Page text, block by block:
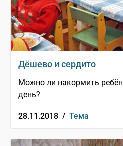
Дёшево и сердито
Можно ли накормить
день?
28.11.2018 / Тема